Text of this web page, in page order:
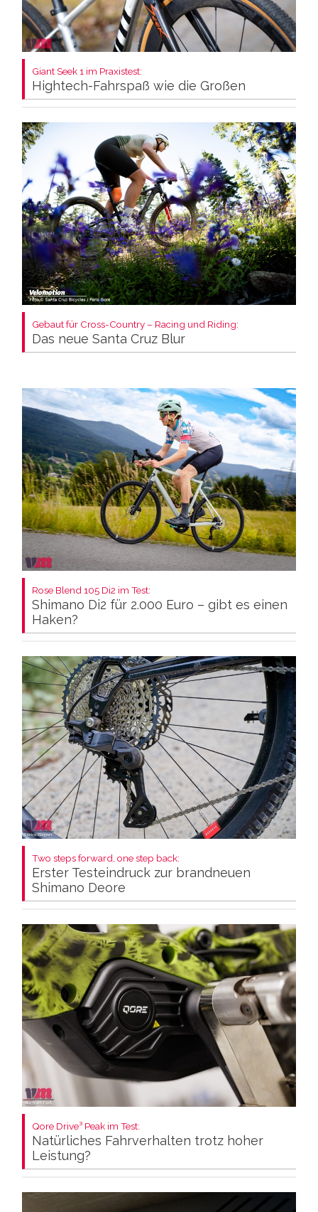
Giant Seek 1 im Praxistest:
Hightech-Fahrspaß wie die Großen
Gebaut für Cross-Country – Racing und Riding:
Das neue Santa Cruz Blur
Rose Blend 105 Di2 im Test:
Shimano Di2 für 2.000 Euro – gibt es einen
Haken?
Two steps forward, one step back:
Erster Testeindruck zur brandneuen
Shimano Deore
Qore Drive³ Peak im Test:
Natürliches Fahrverhalten trotz hoher
Leistung?